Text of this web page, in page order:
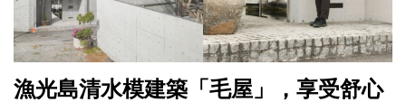
漁光島清水模建築「毛屋」，享受舒心